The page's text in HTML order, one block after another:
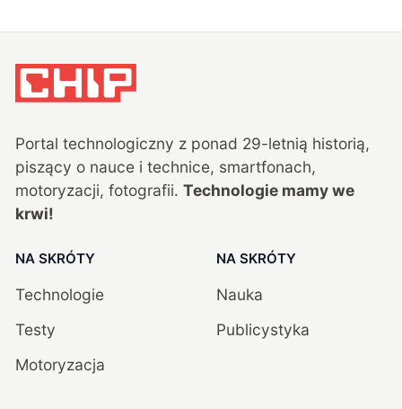
Portal technologiczny z ponad 29-letnią historią,
piszący o nauce i technice, smartfonach,
motoryzacji, fotografii. Technologie mamy we
krwi!
NA SKRÓTY
Technologie
Testy
Motoryzacja
NA SKRÓTY
Nauka
Publicystyka